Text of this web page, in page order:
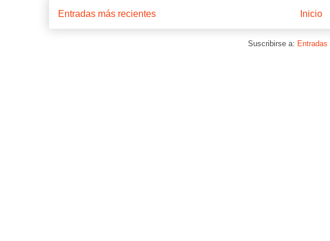
Entradas más recientes Inicio
Suscribirse a: Entradas